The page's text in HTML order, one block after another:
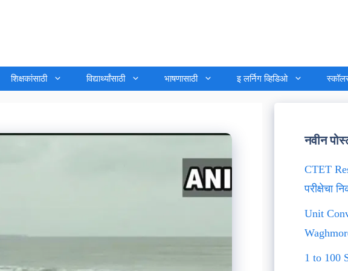
शिक्षकांसाठी विद्यार्थ्यांसाठी भाषणासाठी इ लर्निग व्हिडिओ
नवीन
CTET
परीक्षेचा
Unit
1 to 100